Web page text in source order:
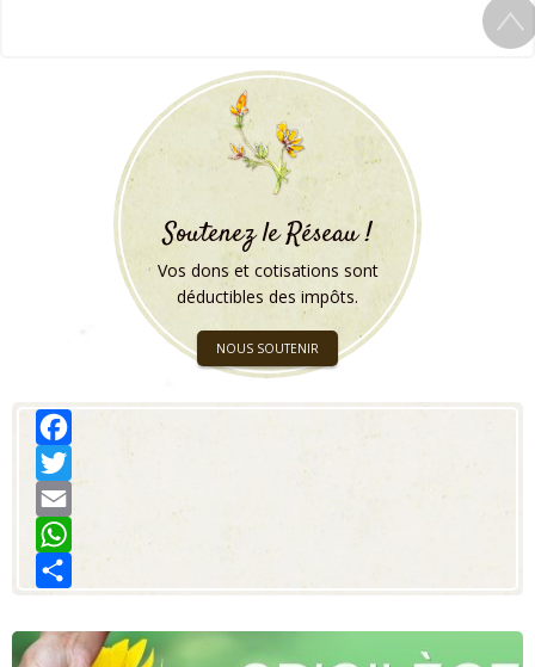
Soutenez le Réseau !
Vos dons et cotisations sont
déductibles des impôts.
NOUS SOUTENIR
Facebook
Twitter
Email
WhatsApp